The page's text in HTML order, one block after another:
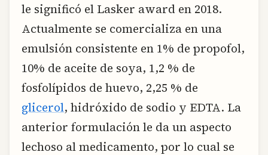
le significó el Lasker award en 2018.
Actualmente se comercializa en una
emulsión consistente en 1% de propofol,
10% de aceite de soya, 1,2 % de
fosfolípidos de huevo, 2,25 % de
glicerol, hidróxido de sodio y EDTA. La
anterior formulación le da un aspecto
lechoso al medicamento, por lo cual se